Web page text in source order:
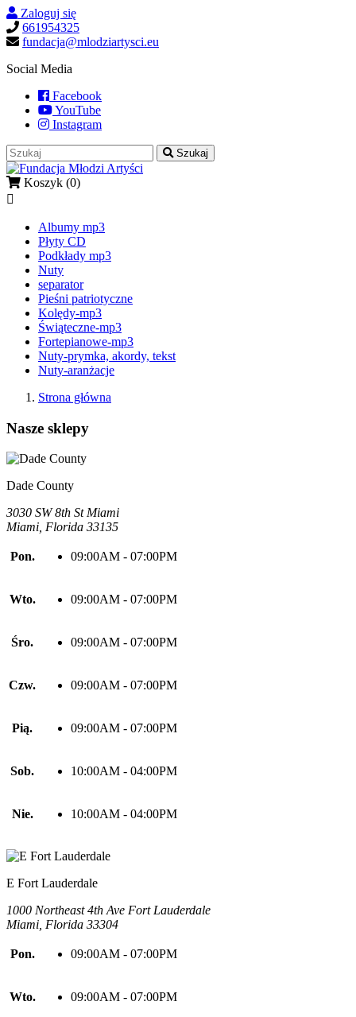
Zaloguj się
661954325
fundacja@mlodziartysci.eu
Social Media
Facebook
YouTube
Instagram
Szukaj
Koszyk (0)

Albumy mp3
Płyty CD
Podkłady mp3
Nuty
separator
Pieśni patriotyczne
Kolędy-mp3
Świąteczne-mp3
Fortepianowe-mp3
Nuty-prymka, akordy, tekst
Nuty-aranżacje
Strona główna
Nasze sklepy
Dade County
3030 SW 8th St Miami
Miami, Florida 33135
Pon. 09:00AM - 07:00PM
Wto. 09:00AM - 07:00PM
Śro. 09:00AM - 07:00PM
Czw. 09:00AM - 07:00PM
Pią. 09:00AM - 07:00PM
Sob. 10:00AM - 04:00PM
Nie. 10:00AM - 04:00PM
E Fort Lauderdale
1000 Northeast 4th Ave Fort Lauderdale
Miami, Florida 33304
Pon. 09:00AM - 07:00PM
Wto. 09:00AM - 07:00PM